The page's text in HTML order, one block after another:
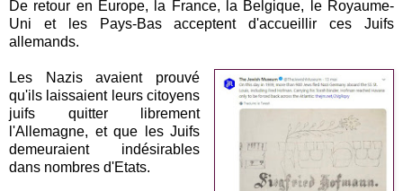
De retour en Europe, la France, la Belgique, le Royaume-
Uni et les Pays-Bas acceptent d'accueillir ces Juifs
allemands.
Les Nazis avaient prouvé
qu'ils laissaient leurs citoyens
juifs quitter librement
l'Allemagne, et que les Juifs
demeuraient indésirables
dans nombres d'Etats.